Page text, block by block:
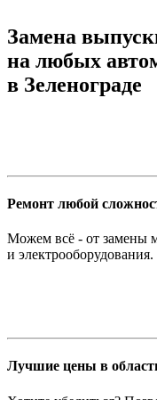
Замена
на любых
в Зеленограде
Ремонт любой
Можем всё - от замены
и электрооборудования.
Лучшие цены в